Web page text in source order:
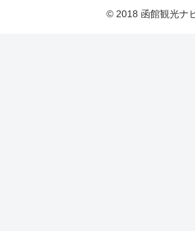
© 2018 函館観光ナ